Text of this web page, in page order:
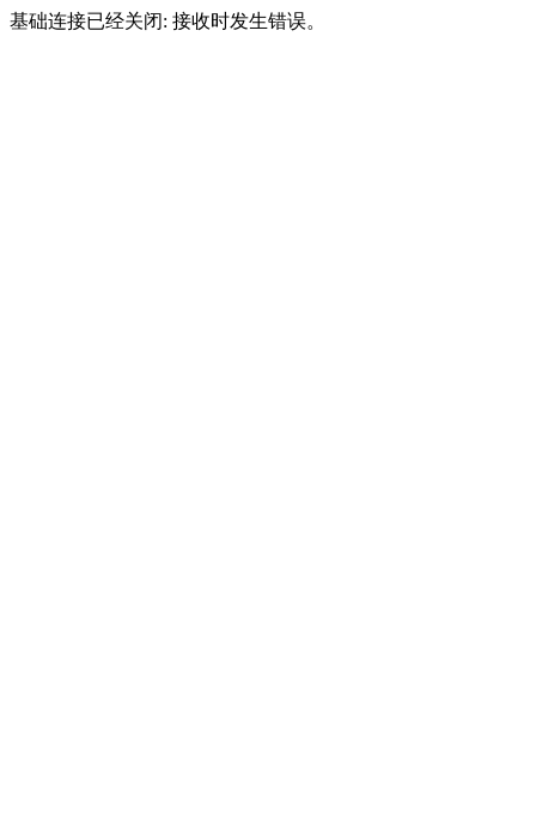
基础连接已经关闭: 接收时发生错误。